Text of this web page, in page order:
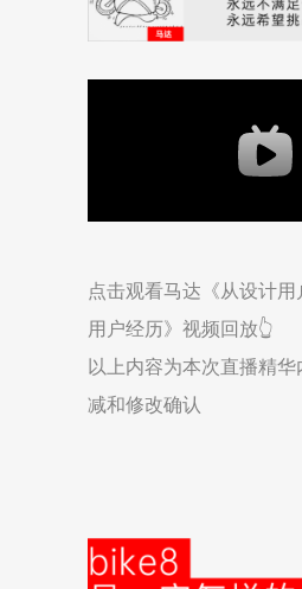
点击观看马达《从设计
用户经历》视频回放👆
以上内容为本次直播精华
减和修改确认